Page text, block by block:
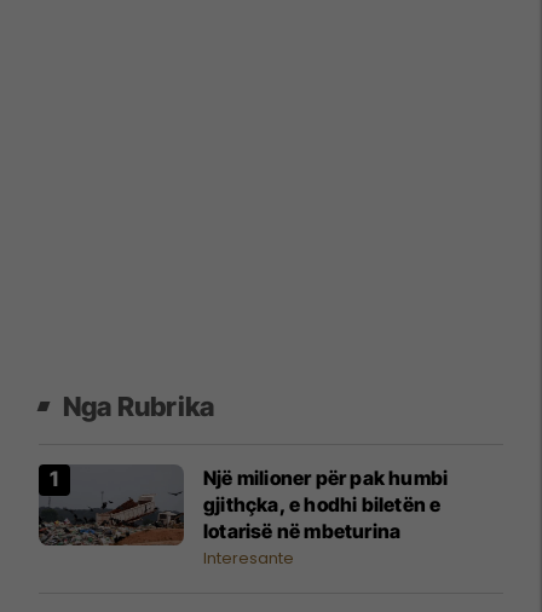
Nga Rubrika
Një milioner për pak humbi
gjithçka, e hodhi biletën e
lotarisë në mbeturina
Interesante